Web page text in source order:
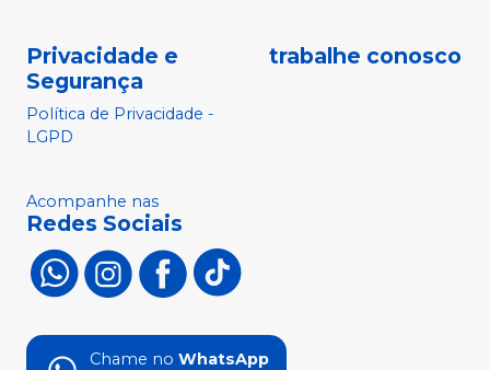
Privacidade e
Segurança
Política de Privacidade -
LGPD
trabalhe conosco
Acompanhe nas
Redes Sociais
Chame no WhatsApp